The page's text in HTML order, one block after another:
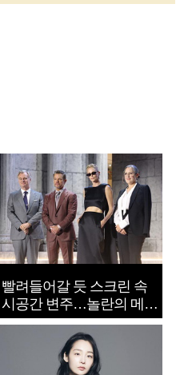
빨려들어갈 듯 스크린 속
시공간 변주…놀란의 메시
지는 ‘전쟁 속죄’